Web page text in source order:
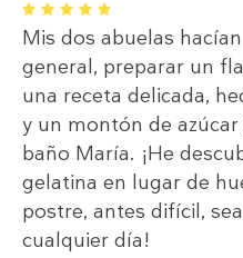
1 2 3 4 5
Mis dos abuelas
general, preparar un
una receta delicada,
y un montón de
baño María. ¡He
gelatina en lugar de
postre, antes difícil,
cualquier día!